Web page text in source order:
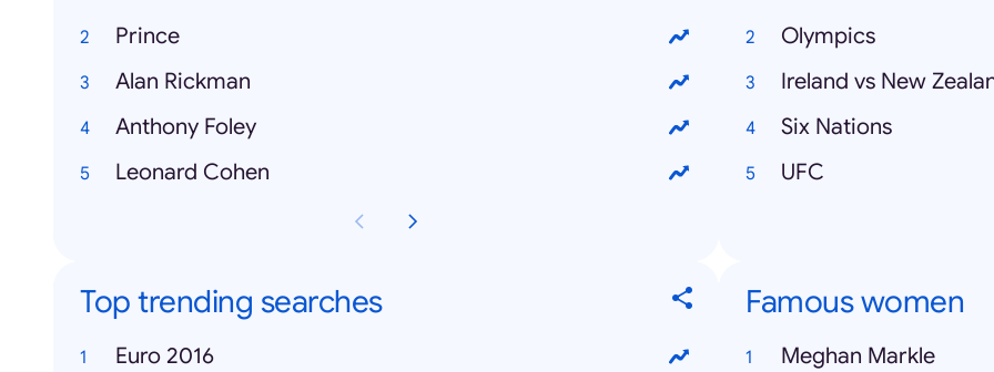
Prince
Alan Rickman
Anthony Foley
Leonard Cohen
Olympics
Ireland vs New
Six Nations
UFC
Top trending searches
Euro 2016
Famous women
Meghan Markle